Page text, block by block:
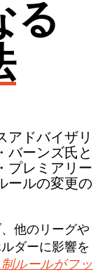
る
アドバイザリ
バーンズ氏と
プレミアリー
ールの変更の
他のリーグや
ダーに影響を
ルールがフッ